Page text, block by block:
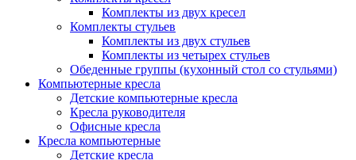
Комплекты из двух кресел
Комплекты стульев
Комплекты из двух стульев
Комплекты из четырех стульев
Обеденные группы (кухонный стол со стульями)
Компьютерные кресла
Детские компьютерные кресла
Кресла руководителя
Офисные кресла
Кресла компьютерные
Детские кресла